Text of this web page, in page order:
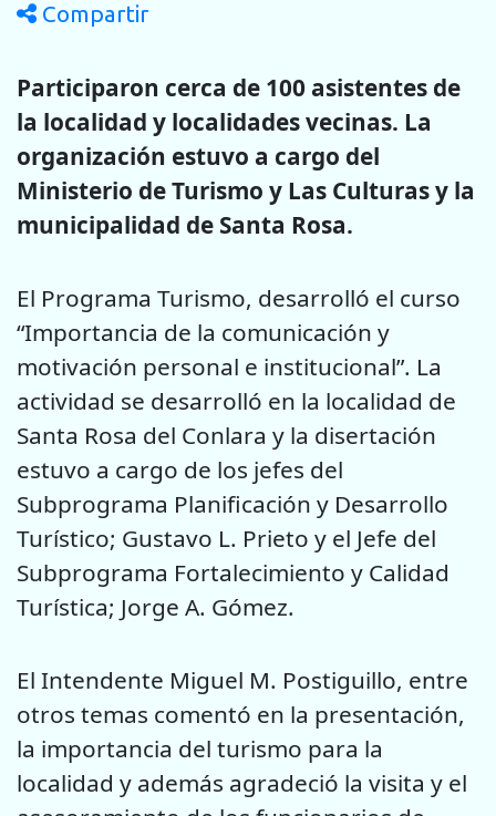
Compartir
Participaron cerca de 100 asistentes de
la localidad y localidades vecinas. La
organización estuvo a cargo del
Ministerio de Turismo y Las Culturas y la
municipalidad de Santa Rosa.
El Programa Turismo, desarrolló el curso
“Importancia de la comunicación y
motivación personal e institucional”. La
actividad se desarrolló en la localidad de
Santa Rosa del Conlara y la disertación
estuvo a cargo de los jefes del
Subprograma Planificación y Desarrollo
Turístico; Gustavo L. Prieto y el Jefe del
Subprograma Fortalecimiento y Calidad
Turística; Jorge A. Gómez.
El Intendente Miguel M. Postiguillo, entre
otros temas comentó en la presentación,
la importancia del turismo para la
localidad y además agradeció la visita y el